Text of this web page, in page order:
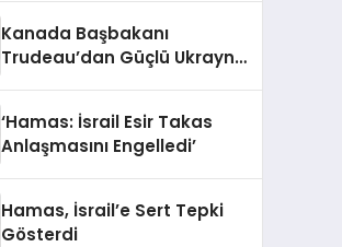
Kanada Başbakanı
Trudeau’dan Güçlü Ukrayna
‘Hamas: İsrail Esir Takas
Anlaşmasını Engelledi’
Hamas, İsrail’e Sert Tepki
Gösterdi